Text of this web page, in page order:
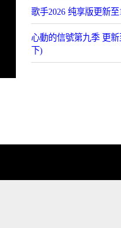
歌手2026 纯享版更新至
心動的信號第九季 更新
下)